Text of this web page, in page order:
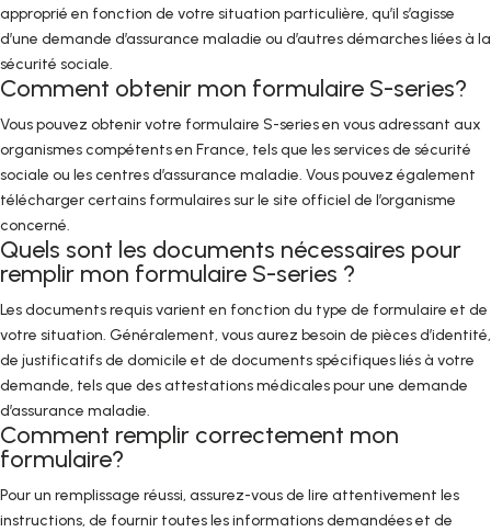
approprié en fonction de votre situation particulière, qu’il s’agisse
d’une demande d’assurance maladie ou d’autres démarches liées à la
sécurité sociale.
Comment obtenir mon formulaire S-series?
Vous pouvez obtenir votre formulaire S-series en vous adressant aux
organismes compétents en France, tels que les services de sécurité
sociale ou les centres d’assurance maladie. Vous pouvez également
télécharger certains formulaires sur le site officiel de l’organisme
concerné.
Quels sont les documents nécessaires pour
remplir mon formulaire S-series ?
Les documents requis varient en fonction du type de formulaire et de
votre situation. Généralement, vous aurez besoin de pièces d’identité,
de justificatifs de domicile et de documents spécifiques liés à votre
demande, tels que des attestations médicales pour une demande
d’assurance maladie.
Comment remplir correctement mon
formulaire?
Pour un remplissage réussi, assurez-vous de lire attentivement les
instructions, de fournir toutes les informations demandées et de